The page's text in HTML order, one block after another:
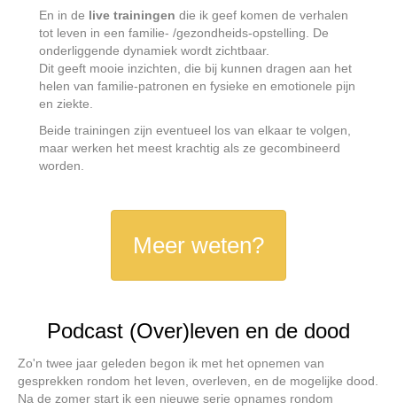
En in de live trainingen die ik geef komen de verhalen
tot leven in een familie- /gezondheids-opstelling. De
onderliggende dynamiek wordt zichtbaar.
Dit geeft mooie inzichten, die bij kunnen dragen aan het
helen van familie-patronen en fysieke en emotionele pijn
en ziekte.
Beide trainingen zijn eventueel los van elkaar te volgen,
maar werken het meest krachtig als ze gecombineerd
worden.
Meer weten?
Podcast (Over)leven en de dood
Zo'n twee jaar geleden begon ik met het opnemen van
gesprekken rondom het leven, overleven, en de mogelijke dood.
Na de zomer start ik een nieuwe serie opnames rondom